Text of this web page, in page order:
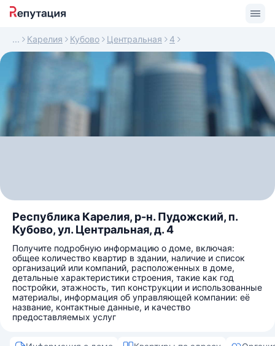
Карелия Кубово Центральная 4
Республика Карелия, р-н. Пудожский, п.
Кубово, ул. Центральная, д. 4
Получите подробную информацию о доме, включая:
общее количество квартир в здании, наличие и список
организаций или компаний, расположенных в доме,
детальные характеристики строения, такие как год
постройки, этажность, тип конструкции и использованные
материалы, информация об управляющей компании: её
название, контактные данные, и качество
предоставляемых услуг